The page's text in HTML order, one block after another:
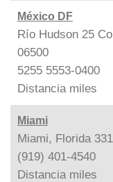
México DF
Río Hudson 25
06500
5255 5553-0400
Distancia miles
Miami
Miami, Florida
(919) 401-4540
Distancia miles